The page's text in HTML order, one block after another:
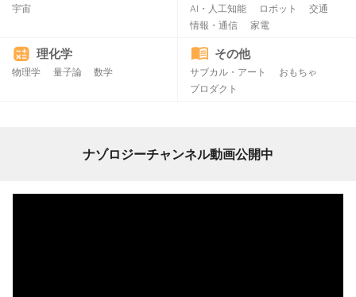
宇宙 AI・人工知能 ロボット
交通
情報・通信
家電
理化学
物理学 量子論 数学
その他
サブカル・アート
おもちゃ
プロダクト
ナゾロジーチャンネル動画公開中